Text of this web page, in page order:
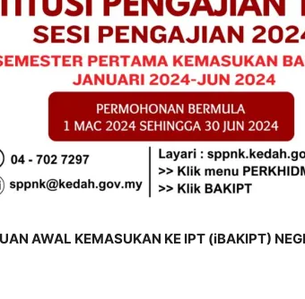
AWAL KEMASUKAN KE IPT (iBAKIPT)